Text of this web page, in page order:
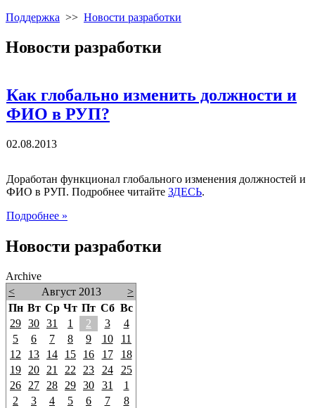
Поддержка >> Новости разработки
Новости разработки
Как глобально изменить должности и
ФИО в РУП?
02.08.2013
Доработан функционал глобального изменения должностей и
ФИО в РУП. Подробнее читайте ЗДЕСЬ.
Подробнее »
Новости разработки
Archive
<
Август 2013
>
Пн Вт Ср Чт Пт Сб Вс
29 30 31 1 2 3
4
5
6 7 8 9 10
11
12
13 14 15 16 17
18
19
20 21 22 23 24
25
26
27 28 29 30 31
1
2
3 4 5 6 7
8